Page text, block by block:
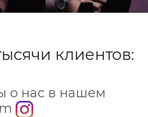
клиентов:
о нас в нашем